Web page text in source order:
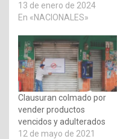
13 de enero de 2024
En «NACIONALES»
Clausuran colmado por
vender productos
vencidos y adulterados
12 de mayo de 2021